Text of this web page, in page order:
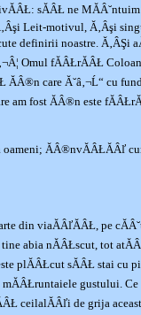
sĂÂŁ ne
Leit-motivul, Ă‚Âşi
definirii noastre. Ă‚ÂŞi
Omul fĂÂŁrĂÂŁ
ĂÂ®n care Ă˘â‚¬Ĺ“ cu
am fost ĂÂ®n este
ĂÂ®nvĂÂŁĂÂľ
din viaĂÂľĂÂŁ, pe
abia nĂÂŁscut, tot
plĂÂŁcut sĂÂŁ stai cu
mĂÂŁruntaiele gustului.
ceilalĂÂľi de grija